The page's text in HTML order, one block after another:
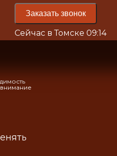
Заказать звонок
Сейчас в Томске 09:14